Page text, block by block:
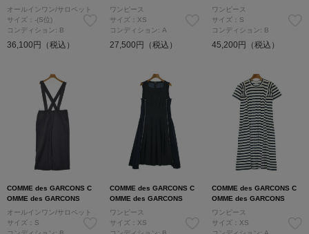
オールインワン/サロペット
サイズ：-(S位)
コンディション: B
36,100円（税込）
ワンピース
サイズ：XS
コンディション: A
27,500円（税込）
ワンピース
サイズ：S
コンディション: B
45,200円（税込）
COMME des GARCONS C
OMME des GARCONS
オールインワン/サロペット
サイズ：S
COMME des GARCONS C
OMME des GARCONS
ワンピース
サイズ：XS
COMME des GARCONS C
OMME des GARCONS
ワンピース
サイズ：XS